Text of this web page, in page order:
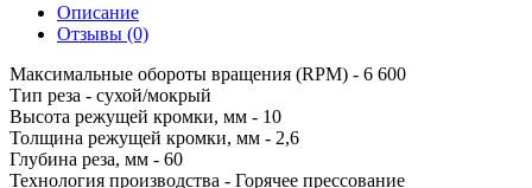
Описание
Отзывы (0)
Максимальные обороты вращения (RPM) - 6 600
Тип реза - сухой/мокрый
Высота режущей кромки, мм - 10
Толщина режущей кромки, мм - 2,6
Глубина реза, мм - 60
Технология производства - Горячее прессование